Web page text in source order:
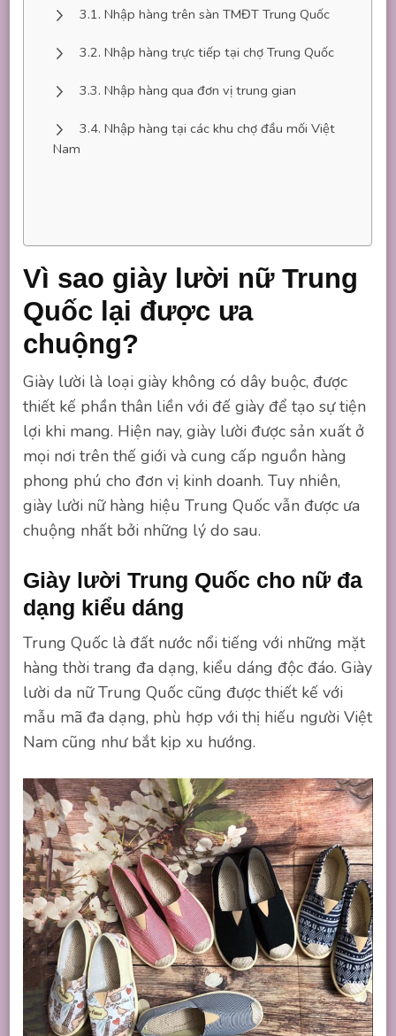
Nhập hàng trên sàn TMĐT Trung Quốc
Nhập hàng trực tiếp tại chợ Trung Quốc
Nhập hàng qua đơn vị trung gian
Nhập hàng tại các khu chợ đầu mối Việt
Nam
Vì sao giày lười nữ Trung
Quốc lại được ưa
chuộng?
Giày lười là loại giày không có dây buộc, được
thiết kế phần thân liền với đế giày để tạo sự tiện
lợi khi mang. Hiện nay, giày lười được sản xuất ở
mọi nơi trên thế giới và cung cấp nguồn hàng
phong phú cho đơn vị kinh doanh. Tuy nhiên,
giày lười nữ hàng hiệu Trung Quốc vẫn được ưa
chuộng nhất bởi những lý do sau.
Giày lười Trung Quốc cho nữ đa
dạng kiểu dáng
Trung Quốc là đất nước nổi tiếng với những mặt
hàng thời trang đa dạng, kiểu dáng độc đáo. Giày
lười da nữ Trung Quốc cũng được thiết kế với
mẫu mã đa dạng, phù hợp với thị hiếu người Việt
Nam cũng như bắt kịp xu hướng.